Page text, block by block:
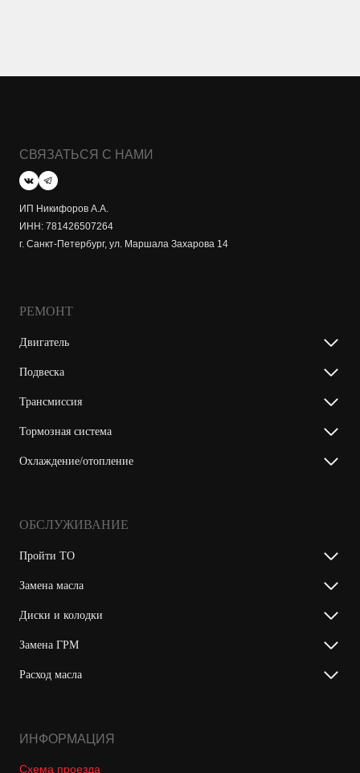
СВЯЗАТЬСЯ С НАМИ
ИП Никифоров А.А.
ИНН: 781426507264
г. Санкт-Петербург, ул. Маршала Захарова 14
РЕМОНТ
Двигатель
Подвеска
Трансмиссия
Тормозная система
Охлаждение/отопление
ОБСЛУЖИВАНИЕ
Пройти ТО
Замена масла
Диски и колодки
Замена ГРМ
Расход масла
ИНФОРМАЦИЯ
Схема проезда